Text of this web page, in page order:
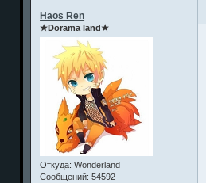
Haos Ren
★Dorama land★
Откуда: Wonderland
Сообщений: 54592